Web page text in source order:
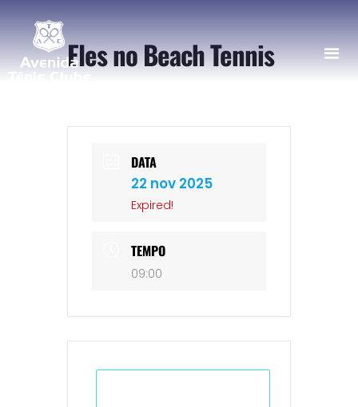
Eles no Beach Tennis
DATA
22 nov 2025
Expired!
TEMPO
09:00